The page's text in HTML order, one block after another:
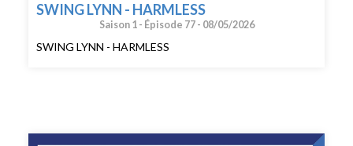
SWING LYNN - HARMLESS
Saison 1 - Épisode 77 - 08/05/2026
SWING LYNN - HARMLESS